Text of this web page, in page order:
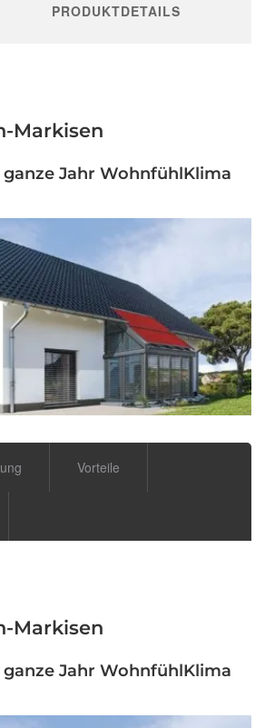
PRODUKTDETAILS
Markisen
ganze Jahr WohnfühlKlima
Vorteile
Markisen
ganze Jahr WohnfühlKlima